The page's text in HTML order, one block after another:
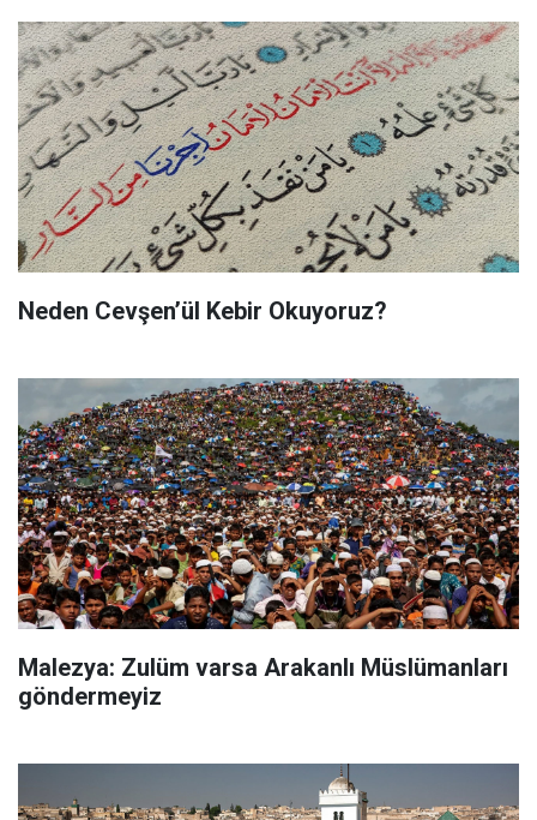
Neden Cevşen’ül Kebir Okuyoruz?
Malezya: Zulüm varsa Arakanlı Müslümanları
göndermeyiz